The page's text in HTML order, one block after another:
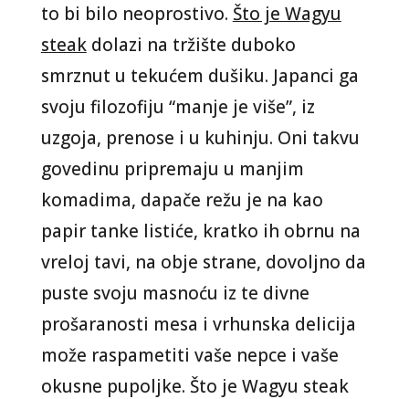
to bi bilo neoprostivo. Što je Wagyu
steakdolazi na tržište duboko
smrznut u tekućem dušiku. Japanci ga
svoju filozofiju “manje je više”, iz
uzgoja, prenose i u kuhinju. Oni takvu
govedinu pripremaju u manjim
komadima, dapače režu je na kao
papir tanke listiće, kratko ih obrnu na
vreloj tavi, na obje strane, dovoljno da
puste svoju masnoću iz te divne
prošaranosti mesa i vrhunska delicija
može raspametiti vaše nepce i vaše
okusne pupoljke. Što je Wagyu steak